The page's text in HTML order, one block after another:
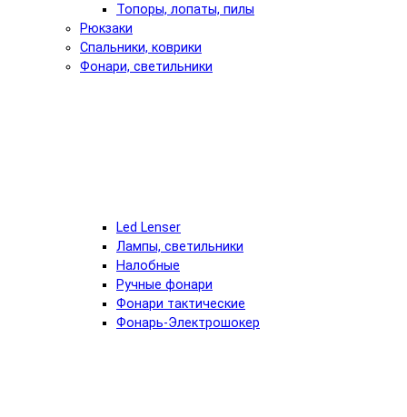
Топоры, лопаты, пилы
Рюкзаки
Спальники, коврики
Фонари, светильники
Led Lenser
Лампы, светильники
Налобные
Ручные фонари
Фонари тактические
Фонарь-Электрошокер